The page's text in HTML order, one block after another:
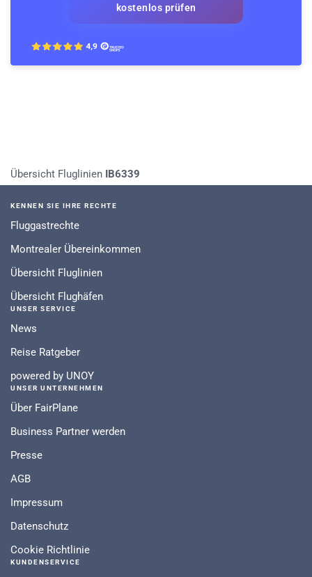
kostenlos prüfen
Übersicht Fluglinien IB6339
KENNEN SIE IHRE RECHTE
Fluggastrechte
Montrealer Übereinkommen
Übersicht Fluglinien
Übersicht Flughäfen
UNSER SERVICE
News
Reise Ratgeber
powered by UNOY
UNSER UNTERNEHMEN
Über FairPlane
Business Partner werden
Presse
AGB
Impressum
Datenschutz
Cookie Richtlinie
KUNDENSERVICE